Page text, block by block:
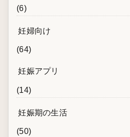
(6)
妊婦向け
(64)
妊娠アプリ
(14)
妊娠期の生活
(50)